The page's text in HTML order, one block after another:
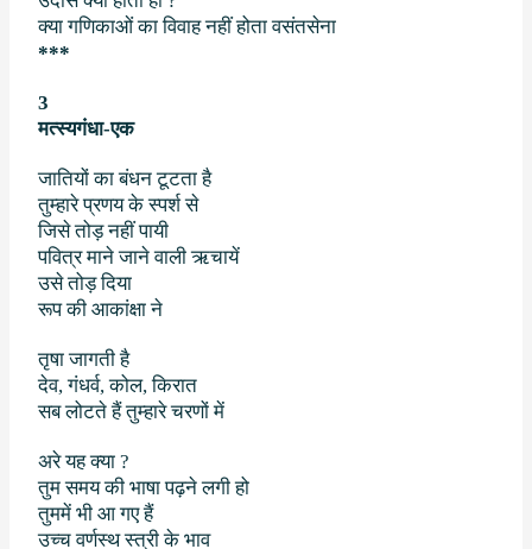
क्या गणिकाओं का विवाह नहीं होता वसंतसेना
***
3
मत्स्यगंधा-एक
जातियों का बंधन टूटता है
तुम्हारे प्रणय के स्पर्श से
जिसे तोड़ नहीं पायी
पवित्र माने जाने वाली ऋचायें
उसे तोड़ दिया
रूप की आकांक्षा ने
तृषा जागती है
देव,गंधर्व,कोल,किरात
सब लोटते हैं तुम्हारे चरणों में
अरे यह क्या?
तुम समय की भाषा पढ़ने लगी हो
तुममें भी आ गए हैं
उच्च वर्णस्थ स्त्री के भाव